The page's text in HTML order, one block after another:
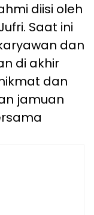
diisi oleh
Saat ini
dan
di akhir
dan
jamuan